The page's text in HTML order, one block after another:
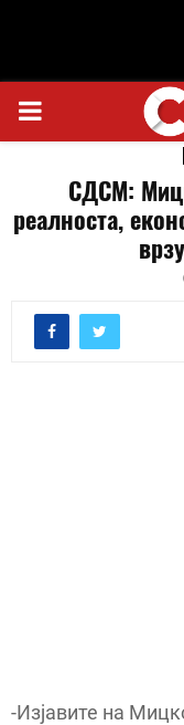
PRIMARY
СДСМ:
реалноста,
-Изјавите на